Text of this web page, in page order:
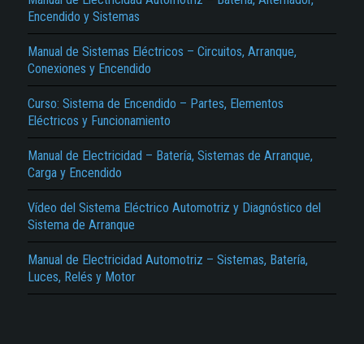
Encendido y Sistemas
Manual de Sistemas Eléctricos – Circuitos, Arranque,
Conexiones y Encendido
Curso: Sistema de Encendido – Partes, Elementos
Eléctricos y Funcionamiento
Manual de Electricidad – Batería, Sistemas de Arranque,
Carga y Encendido
Vídeo del Sistema Eléctrico Automotriz y Diagnóstico del
Sistema de Arranque
Manual de Electricidad Automotriz – Sistemas, Batería,
Luces, Relés y Motor
Texto o Imagen de portada son erróneos.
No carga o no se visualiza el contenido.
Reportar otro tipo de error...